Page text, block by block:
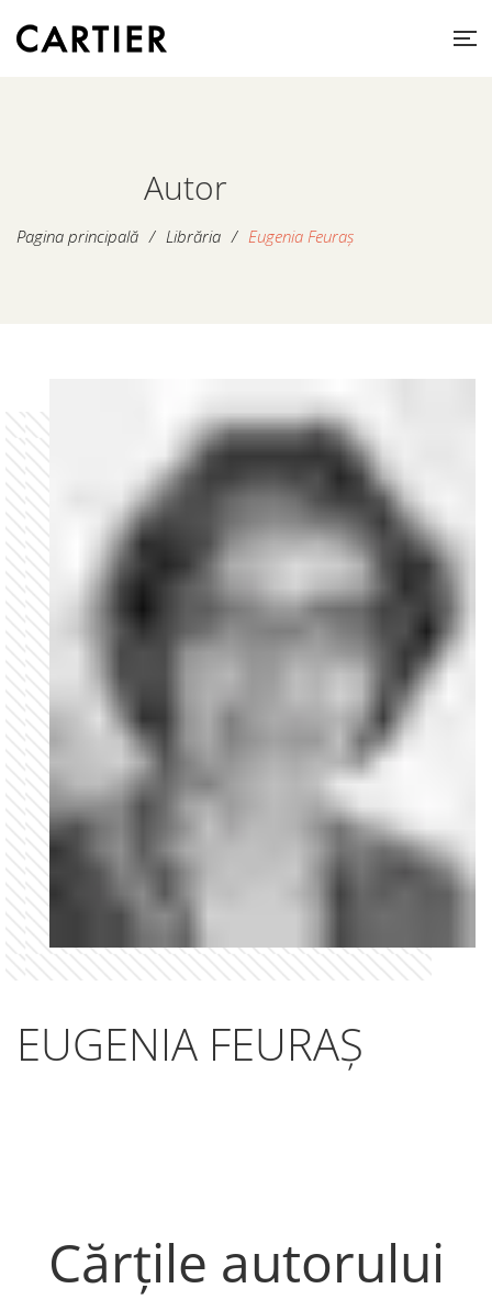
Autor
Pagina principală / Librăria / Eugenia Feuraș
EUGENIA FEURAȘ
Cărțile autorului